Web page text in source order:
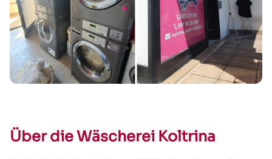
Über die Wäscherei Koltrina